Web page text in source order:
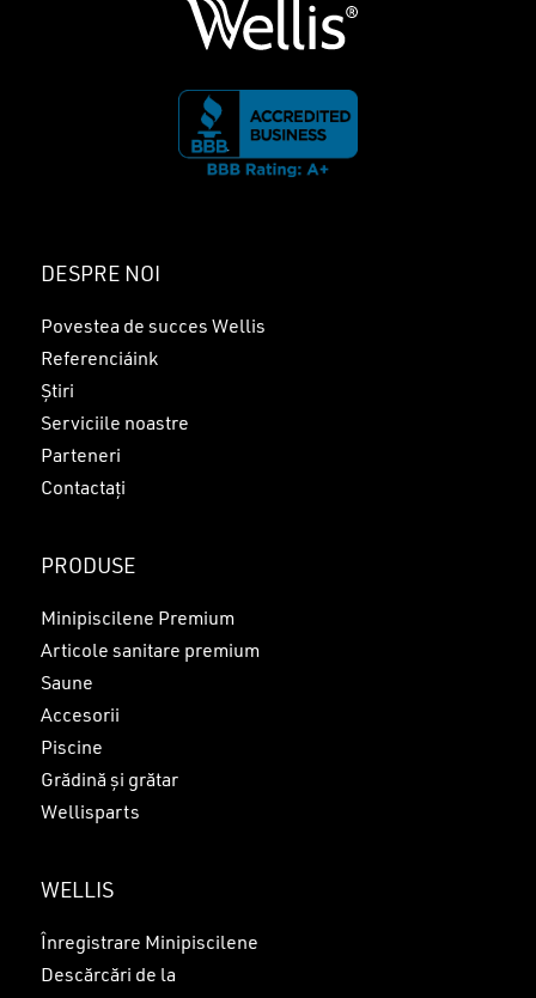
DESPRE NOI
Povestea de succes Wellis
Referenciáink
Știri
Serviciile noastre
Parteneri
Contactați
PRODUSE
Minipiscilene Premium
Articole sanitare premium
Saune
Accesorii
Piscine
Grădină și grătar
Wellisparts
WELLIS
Înregistrare Minipiscilene
Descărcări de la